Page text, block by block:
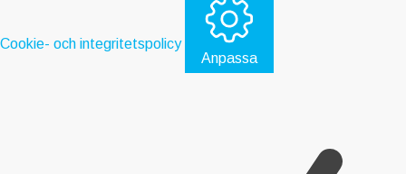
Cookie- och integritetspolicy
Anpassa